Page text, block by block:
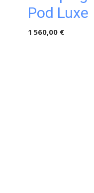
Pod Luxe
1 560,00 €